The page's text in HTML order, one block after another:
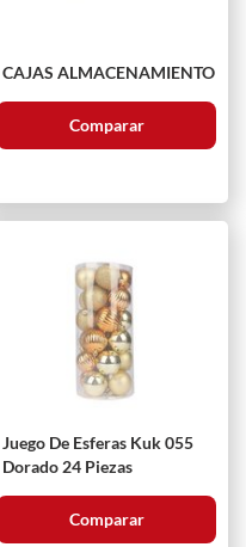
CAJAS ALMACENAMIENTO
Comparar
Juego De Esferas Kuk 055
Dorado 24 Piezas
Comparar